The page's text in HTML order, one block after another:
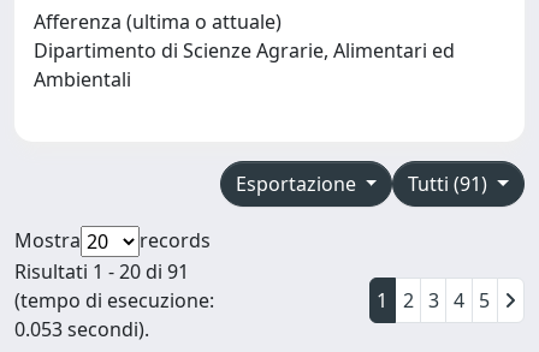
Afferenza (ultima o attuale)
Dipartimento di Scienze Agrarie, Alimentari ed
Ambientali
Tutti (91)
Esportazione
Mostra
records
Risultati 1 - 20 di 91
(tempo di esecuzione:
0.053 secondi).
1 2 3 4 5